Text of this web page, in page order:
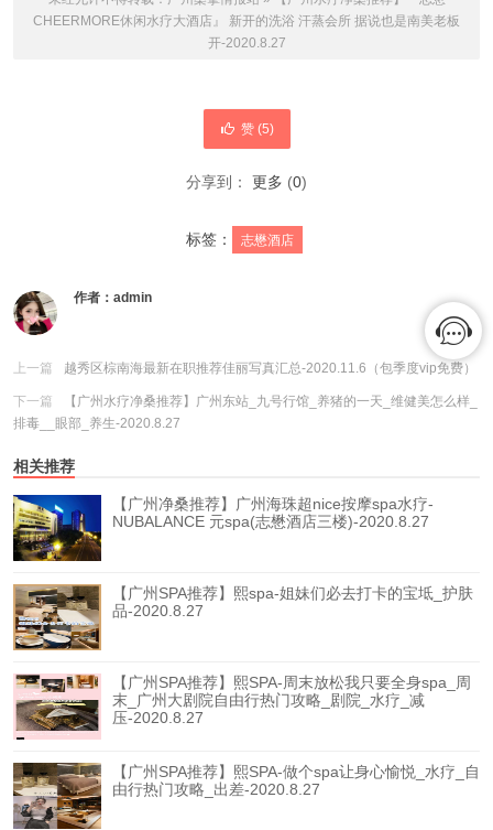
CHEERMORE休闲水疗大酒店』 新开的洗浴 汗蒸会所 据说也是南美老板
开-2020.8.27
赞 (5)
分享到： 更多 (0)
标签： 志懋酒店
作者： admin
上一篇 越秀区棕南海最新在职推荐佳丽写真汇总-2020.11.6（包季度vip免费）
下一篇
【广州水疗净桑推荐】广州东站_九号行馆_养猪的一天_维健美怎么样_
排毒__眼部_养生-2020.8.27
相关推荐
【广州净桑推荐】广州海珠超nice按摩spa水疗-
NUBALANCE 元spa(志懋酒店三楼)-2020.8.27
【广州SPA推荐】熙spa-姐妹们必去打卡的宝坻_护肤
品-2020.8.27
【广州SPA推荐】熙SPA-周末放松我只要全身spa_周
末_广州大剧院自由行热门攻略_剧院_水疗_减
压-2020.8.27
【广州SPA推荐】熙SPA-做个spa让身心愉悦_水疗_自
由行热门攻略_出差-2020.8.27